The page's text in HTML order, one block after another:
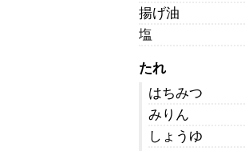
揚げ油
塩
たれ
はちみつ
みりん
しょうゆ